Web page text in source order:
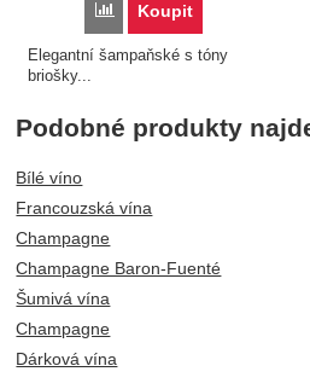
Porovnat
Koupit
Elegantní šampaňské s tóny
briošky...
Podobné produkty
Bílé víno
Francouzská vína
Champagne
Champagne Baron-Fuenté
Šumivá vína
Champagne
Dárková vína